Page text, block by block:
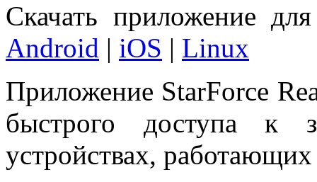
Скачать приложение
Android | iOS | Linux
Приложение StarForce
быстрого доступа к
устройствах,